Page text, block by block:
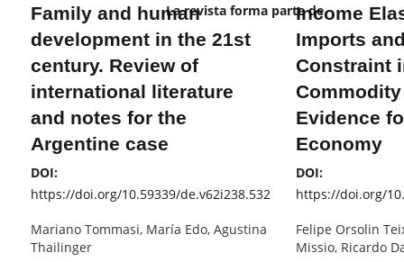
Family and human
development in the 21st
century. Review of
international literature
and notes for the
Argentine case
DOI:
https://doi.org/10.59339/de.v62i238.532
Mariano Tommasi, María Edo, Agustina
Thailinger
Income
Imports
Constraint
Evidence
Economy
DOI:
https://doi.org/
Felipe Orsolin
Missio, Ricardo
La revista forma parte de